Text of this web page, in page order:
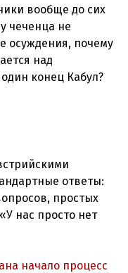
вообще до сих
чеченца не
осуждения, почему
над
ответы:
простых
нас просто нет
начало процесс